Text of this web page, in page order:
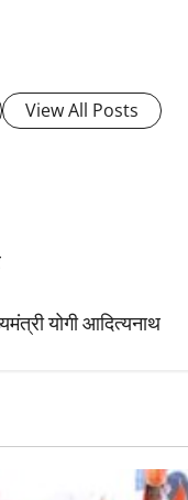
View All Posts
योगी आदित्यनाथ